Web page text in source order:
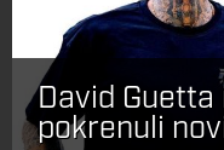
David
pokrenuli